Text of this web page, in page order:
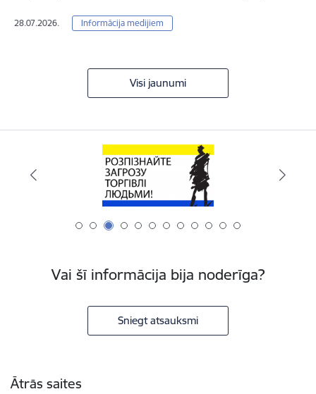
28.07.2026. Informācija medijiem
Visi jaunumi
Vai šī informācija bija noderīga?
Sniegt atsauksmi
Ātrās saites